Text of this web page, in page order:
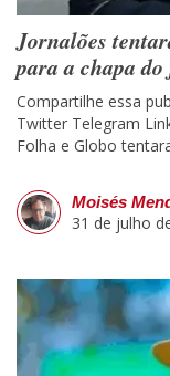
Jornalões
para a chapa
Compartilhe essa
Twitter Telegram
Folha e Globo
Moisés
31 de julho